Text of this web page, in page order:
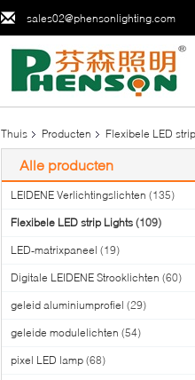
sales02@phensonlighting.com
Thuis Producten Flexibele LED
Alle producten
LEIDENE Verlichtingslichten (135)
Flexibele LED strip Lights (109)
LED-matrixpaneel (19)
Digitale LEIDENE Strooklichten (60)
geleid aluminiumprofiel (29)
geleide modulelichten (54)
pixel LED lamp (68)